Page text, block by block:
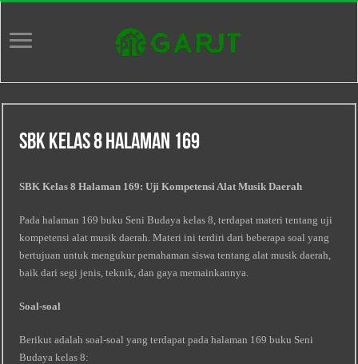
Sbk Kelas 8 Halaman 169
SBK Kelas 8 Halaman 169: Uji Kompetensi Alat Musik Daerah
Pada halaman 169 buku Seni Budaya kelas 8, terdapat materi tentang uji
kompetensi alat musik daerah. Materi ini terdiri dari beberapa soal yang
bertujuan untuk mengukur pemahaman siswa tentang alat musik daerah,
baik dari segi jenis, teknik, dan gaya memainkannya.
Soal-soal
Berikut adalah soal-soal yang terdapat pada halaman 169 buku Seni
Budaya kelas 8: